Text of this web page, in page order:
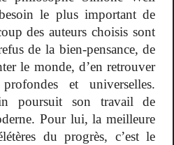
le plus important de
des auteurs choisis sont
de la bien-pensance, de
le monde, d’en retrouver
et universelles.
poursuit son travail de
Pour lui, la meilleure
du progrès, c’est le